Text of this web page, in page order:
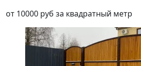
от 10000 руб за квадратный метр